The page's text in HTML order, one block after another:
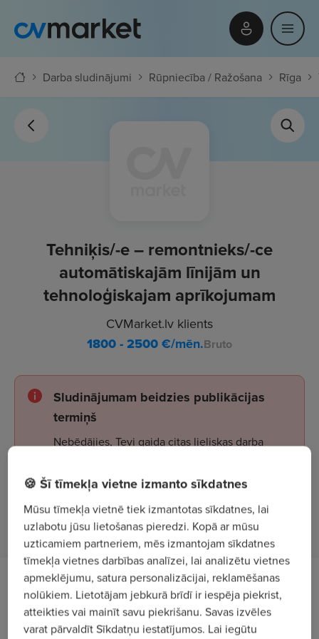
Darba sludinājumi Rūpniecība / Ražošana Rīga
Tehniķis/-e – remontnieks/-ce
automātiskajām līnijām un
tehnoloģiskajam aprīkojumam
CVMarket.lv klients
1800 - 2500€/mēn.Bruto
Sludinājumam beidzies publikācijas
termiņš
Nebēdājies, Tevi gaida citas lieliskas darba
Apskatīt sludinājumus
Tev uzticēsim
Tehnoloģisko iekārtu un automātisko līniju
🍪 Šī tīmekļa vietne izmanto sīkdatnes
Mūsu tīmekļa vietnē tiek izmantotas sīkdatnes, lai
uzlabotu jūsu lietošanas pieredzi. Kopā ar mūsu
uzticamiem partneriem, mēs izmantojam sīkdatnes
tīmekļa vietnes darbības analīzei, lai analizētu vietnes
apmeklējumu, satura personalizācijai, reklamēšanas
nolūkiem. Lietotājam jebkurā brīdī ir iespēja piekrist,
atteikties vai mainīt savu piekrišanu. Savas izvēles
varat pārvaldīt Sīkdatņu iestatījumos. Lai iegūtu